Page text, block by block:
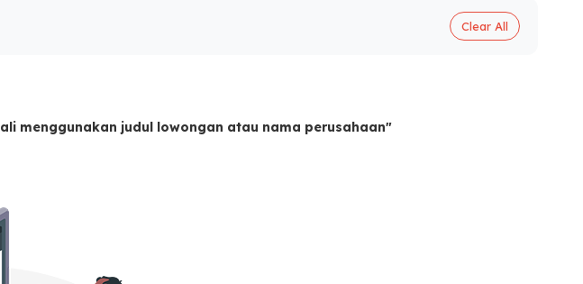
Clear All
menggunakan judul lowongan atau nama perusahaan"